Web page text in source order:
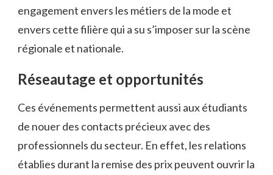
engagement envers les métiers de la mode et
envers cette filière qui a su s’imposer sur la scène
régionale et nationale.
Réseautage et opportunités
Ces événements permettent aussi aux étudiants
de nouer des contacts précieux avec des
professionnels du secteur. En effet, les relations
établies durant la remise des prix peuvent ouvrir la